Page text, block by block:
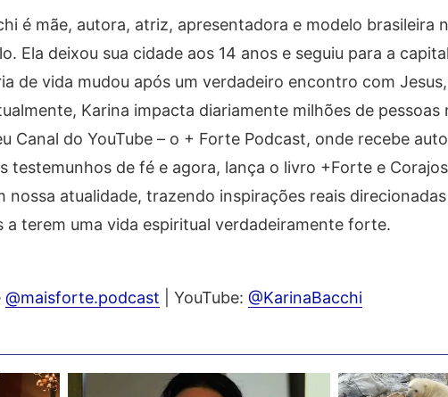
é mãe, autora, atriz, apresentadora e modelo brasileira
Ela deixou sua cidade aos 14 anos e seguiu para a
de vida mudou após um verdadeiro encontro com
Karina impacta diariamente milhões de
Canal do YouTube – o + Forte Podcast, onde recebe
testemunhos de fé e agora, lança o livro +Forte e
nossa atualidade, trazendo inspirações reais
a terem uma vida espiritual verdadeiramente forte.
@maisforte.podcast | YouTube: @KarinaBacchi